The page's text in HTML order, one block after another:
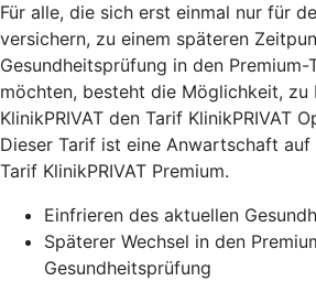
Für alle, die sich erst einmal nur für
versichern, zu einem späteren
Gesundheitsprüfung in den Premium-
möchten, besteht die Möglichkeit, zu
KlinikPRIVAT den Tarif KlinikPRIVAT
Dieser Tarif ist eine Anwartschaft auf
Tarif KlinikPRIVAT Premium.
Einfrieren des aktuellen
Späterer Wechsel in den
Gesundheitsprüfung